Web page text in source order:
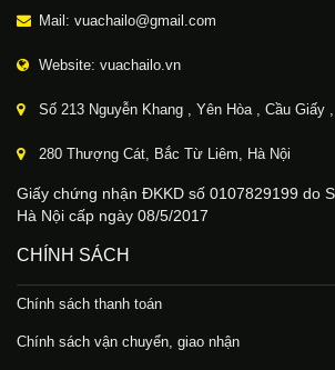
Mail: vuachailo@gmail.com
Website: vuachailo.vn
Số 213 Nguyễn Khang , Yên Hòa , Cầu Giấy
280 Thượng Cát, Bắc Từ Liêm, Hà Nội
Giấy chứng nhận ĐKKD số 0107829199 do
Hà Nội cấp ngày 08/5/2017
CHÍNH SÁCH
Chính sách thanh toán
Chính sách vận chuyển, giao nhận